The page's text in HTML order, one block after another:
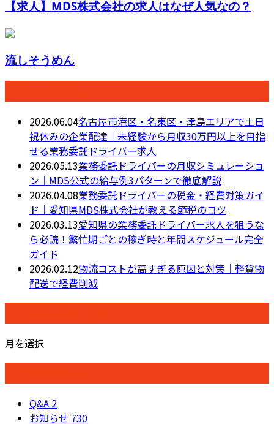
【求人】MDS株式会社の求人はなぜ人気なの？
流しそうめん
2026.06.04名古屋市港区・名東区・津島エリアで土日
祝休みの企業配達｜未経験から月収30万円以上を目指
せる業務委託ドライバー求人
2026.05.13業務委託ドライバーの月収シミュレーショ
ン｜MDS公式の給与例3パターンで徹底解説
2026.04.08業務委託ドライバーの税金・経費対策ガイ
ド｜愛知県MDS株式会社が教える節税のコツ
2026.03.13愛知県の業務委託ドライバー求人を狙うな
ら必読！繁忙期ごとの稼ぎ時と年間スケジュール完全
ガイド
2026.02.12物流コストが高すぎる原因と対策｜軽貨物
配送で経費削減
月を選択
Q&A 2
お知らせ 730